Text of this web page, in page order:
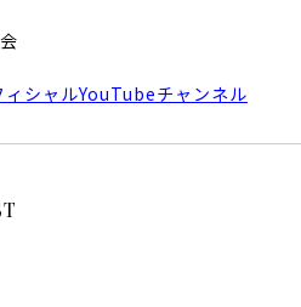
ィシャルYouTubeチャンネル